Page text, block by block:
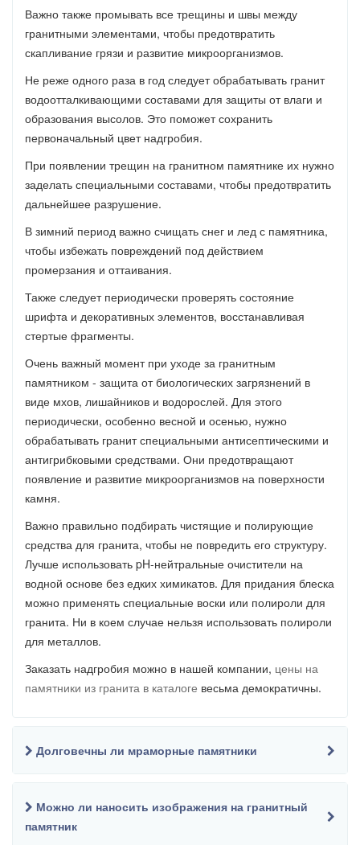
Важно также промывать все трещины и швы между
гранитными элементами, чтобы предотвратить
скапливание грязи и развитие микроорганизмов.
Не реже одного раза в год следует обрабатывать гранит
водоотталкивающими составами для защиты от влаги и
образования высолов. Это поможет сохранить
первоначальный цвет надгробия.
При появлении трещин на гранитном памятнике их нужно
заделать специальными составами, чтобы предотвратить
дальнейшее разрушение.
В зимний период важно счищать снег и лед с памятника,
чтобы избежать повреждений под действием
промерзания и оттаивания.
Также следует периодически проверять состояние
шрифта и декоративных элементов, восстанавливая
стертые фрагменты.
Очень важный момент при уходе за гранитным
памятником - защита от биологических загрязнений в
виде мхов, лишайников и водорослей. Для этого
периодически, особенно весной и осенью, нужно
обрабатывать гранит специальными антисептическими и
антигрибковыми средствами. Они предотвращают
появление и развитие микроорганизмов на поверхности
камня.
Важно правильно подбирать чистящие и полирующие
средства для гранита, чтобы не повредить его структуру.
Лучше использовать pH-нейтральные очистители на
водной основе без едких химикатов. Для придания блеска
можно применять специальные воски или полироли для
гранита. Ни в коем случае нельзя использовать полироли
для металлов.
Заказать надгробия можно в нашей компании, цены на
памятники из гранита в каталоге весьма демократичны.
Долговечны ли мраморные памятники
Можно ли наносить изображения на гранитный
памятник